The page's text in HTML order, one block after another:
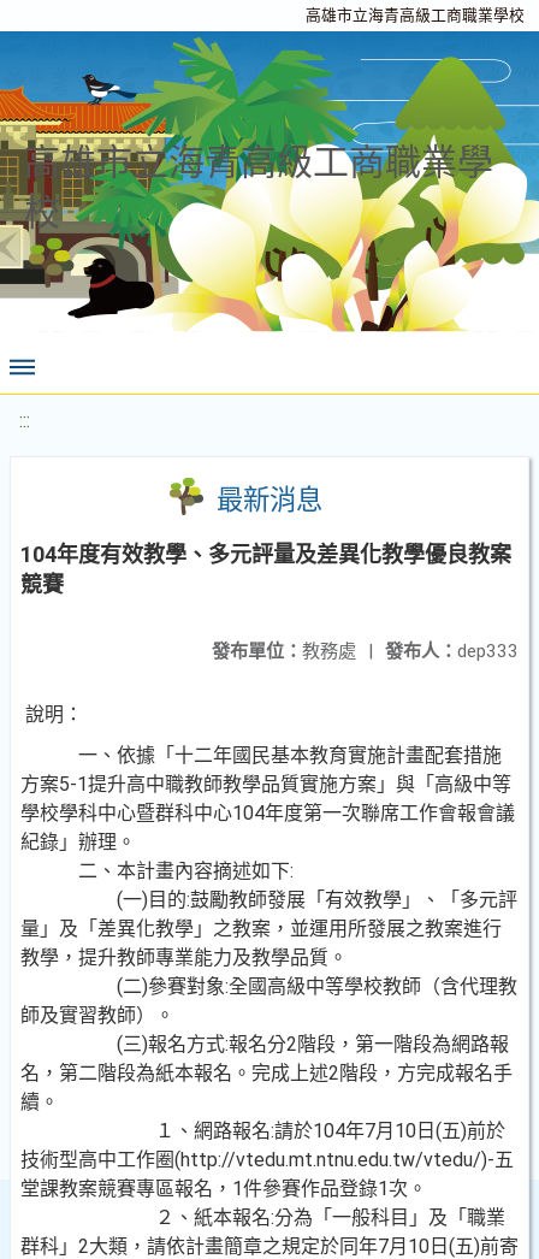
高雄市立海青高級工商職業學校
高雄市立海青高級工商職業學
校
:::
最新消息
104年度有效教學、多元評量及差異化教學優良教案
競賽
發布人： dep333
發布單位： 教務處 |
說明：
一、依據「十二年國民基本教育實施計畫配套措施
方案5-1提升高中職教師教學品質實施方案」與「高級中等
學校學科中心暨群科中心104年度第一次聯席工作會報會議
紀錄」辦理。
二、本計畫內容摘述如下:
(一)目的:鼓勵教師發展「有效教學」、「多元評
量」及「差異化教學」之教案，並運用所發展之教案進行
教學，提升教師專業能力及教學品質。
(二)參賽對象:全國高級中等學校教師（含代理教
師及實習教師）。
(三)報名方式:報名分2階段，第一階段為網路報
名，第二階段為紙本報名。完成上述2階段，方完成報名手
續。
１、網路報名:請於104年7月10日(五)前於
技術型高中工作圈(http://vtedu.mt.ntnu.edu.tw/vtedu/)-五
堂課教案競賽專區報名，1件參賽作品登錄1次。
２、紙本報名:分為「一般科目」及「職業
群科」2大類，請依計畫簡章之規定於同年7月10日(五)前寄